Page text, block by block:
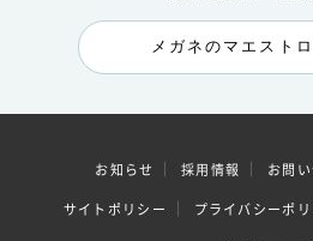
メガネのマエスト
お知らせ 採用情報 お問
サイトポリシー プライバシーポリ